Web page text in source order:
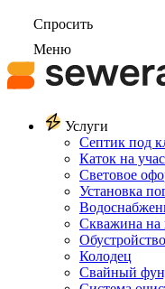
Спросить
Меню
Услуги
Септик под
Каток на
Световое
Установка
Скважина на
Колодец
Свайный